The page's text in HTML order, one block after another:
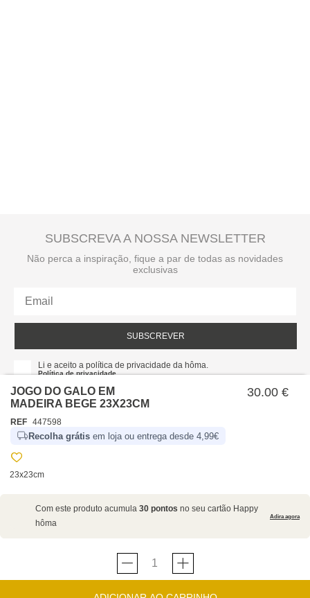
JOGO DO GALO EM
MADEIRA BEGE 23X23CM
30.00 €
REF 447598
Recolha grátis em loja ou entrega desde 4,99€
23x23cm
Com este produto acumula 30 pontos no seu cartão Happy
hôma
Adira agora
SUBSCREVA A NOSSA NEWSLETTER
Não perca a inspiração, fique a par de todas as novidades
exclusivas
SUBSCREVER
Li e aceito a política de privacidade da hôma.
Política de privacidade
EMPRESA
SUSTENTABILIDADE
PROTEÇÃO DE DADOS
CONDIÇÕES GERAIS DE VENDA E UTILIZAÇÃO DO
CONTACTOS